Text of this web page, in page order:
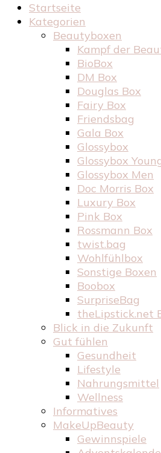
Startseite
Kategorien
Beautyboxen
Kampf der
BioBox
DM Box
Douglas Box
Fairy Box
Friendsbag
Gala Box
Glossybox
Glossybox
Glossybox Men
Doc Morris Box
Luxury Box
Pink Box
Rossmann Box
twist.bag
Wohlfühlbox
Sonstige Boxen
Boobox
SurpriseBag
theLipstick.net
Blick in die Zukunft
Gut fühlen
Gesundheit
Lifestyle
Nahrungsmittel
Wellness
Informatives
MakeUpBeauty
Gewinnspiele